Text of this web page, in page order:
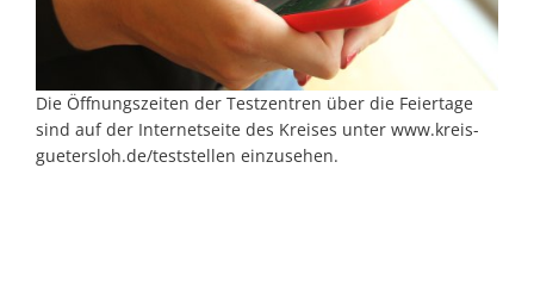
Die Öffnungszeiten der Testzentren über die Feiertage
sind auf der Internetseite des Kreises unter www.kreis-
guetersloh.de/teststellen einzusehen.